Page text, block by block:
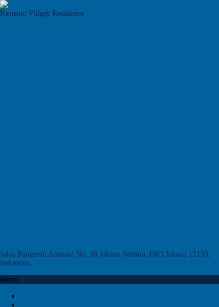
Kemang Village Residence
Jalan Pangeran Antasari No. 36 Jakarta Selatan, DKI Jakarta 12150,
Indonesia.
Menu